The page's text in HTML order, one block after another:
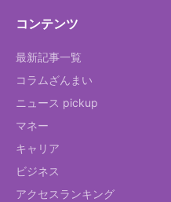
コンテンツ
最新記事一覧
コラムざんまい
ニュース pickup
マネー
キャリア
ビジネス
アクセスランキング